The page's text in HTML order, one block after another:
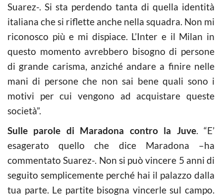
Suarez-. Si sta perdendo tanta di quella identità
italiana che si riflette anche nella squadra. Non mi
riconosco più e mi dispiace. L’Inter e il Milan in
questo momento avrebbero bisogno di persone
di grande carisma, anziché andare a finire nelle
mani di persone che non sai bene quali sono i
motivi per cui vengono ad acquistare queste
società”.
Sulle parole di Maradona contro la Juve. “E’
esagerato quello che dice Maradona –ha
commentato Suarez-. Non si può vincere 5 anni di
seguito semplicemente perché hai il palazzo dalla
tua parte. Le partite bisogna vincerle sul campo.